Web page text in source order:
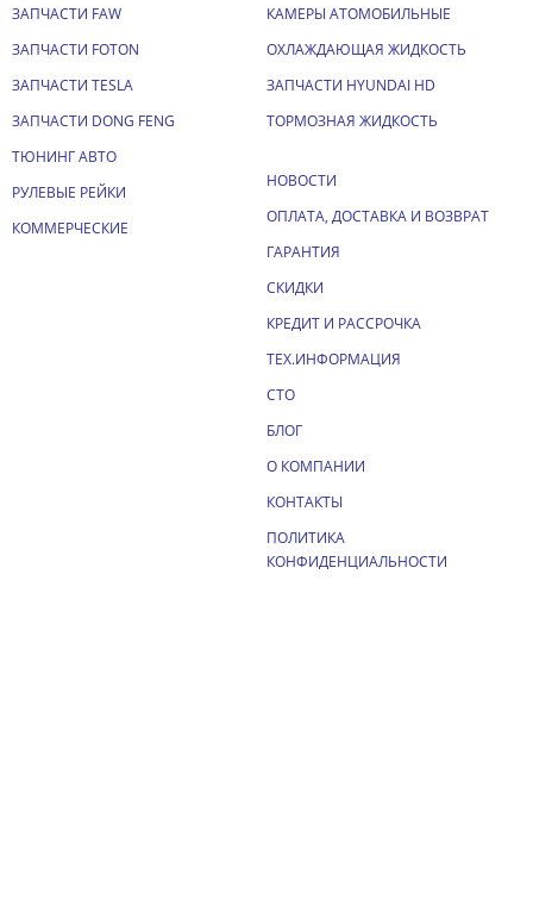
ЗАПЧАСТИ FAW
ЗАПЧАСТИ FOTON
ЗАПЧАСТИ TESLA
ЗАПЧАСТИ DONG FENG
ТЮНИНГ АВТО
РУЛЕВЫЕ РЕЙКИ
КОММЕРЧЕСКИЕ
КАМЕРЫ АТОМОБИЛЬНЫЕ
ОХЛАЖДАЮЩАЯ ЖИДКОСТЬ
ЗАПЧАСТИ HYUNDAI HD
ТОРМОЗНАЯ ЖИДКОСТЬ
НОВОСТИ
ОПЛАТА, ДОСТАВКА И ВОЗВРАТ
ГАРАНТИЯ
СКИДКИ
КРЕДИТ И РАССРОЧКА
ТЕХ.ИНФОРМАЦИЯ
СТО
БЛОГ
О КОМПАНИИ
КОНТАКТЫ
ПОЛИТИКА
КОНФИДЕНЦИАЛЬНОСТИ